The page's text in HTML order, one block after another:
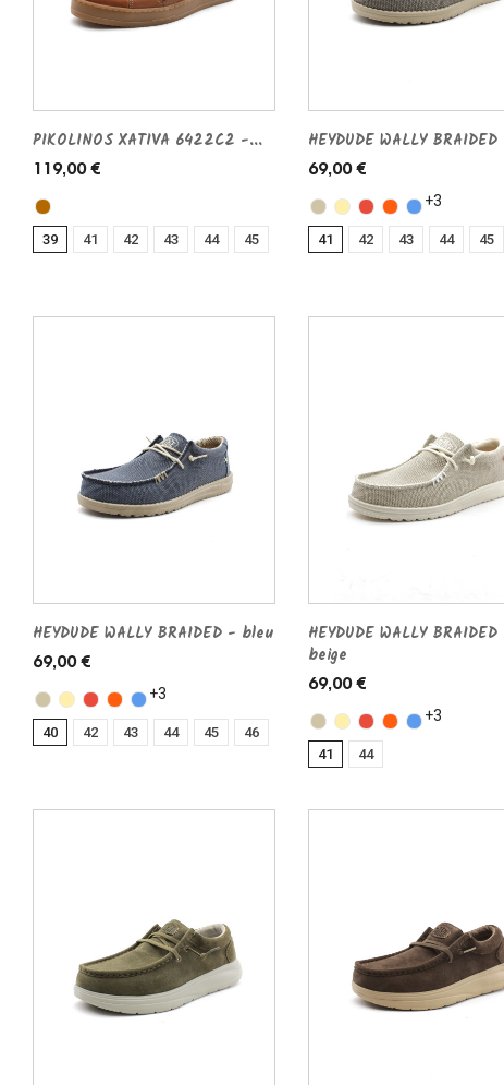
PIKOLINOS XATIVA 6422C2 -...
119,00 €
39 41 42 43 44 45
HEYDUDE WALLY
69,00 €
+3
41 42 43 44 45
HEYDUDE WALLY BRAIDED - bleu
69,00 €
+3
40 42 43 44 45 46
HEYDUDE WALLY
beige
69,00 €
+3
41 44